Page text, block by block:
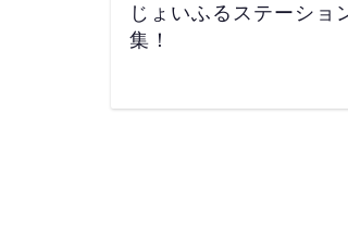
じょいふるステーショ
集！